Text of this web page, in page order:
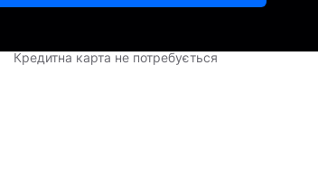
Кредитна карта не потребується